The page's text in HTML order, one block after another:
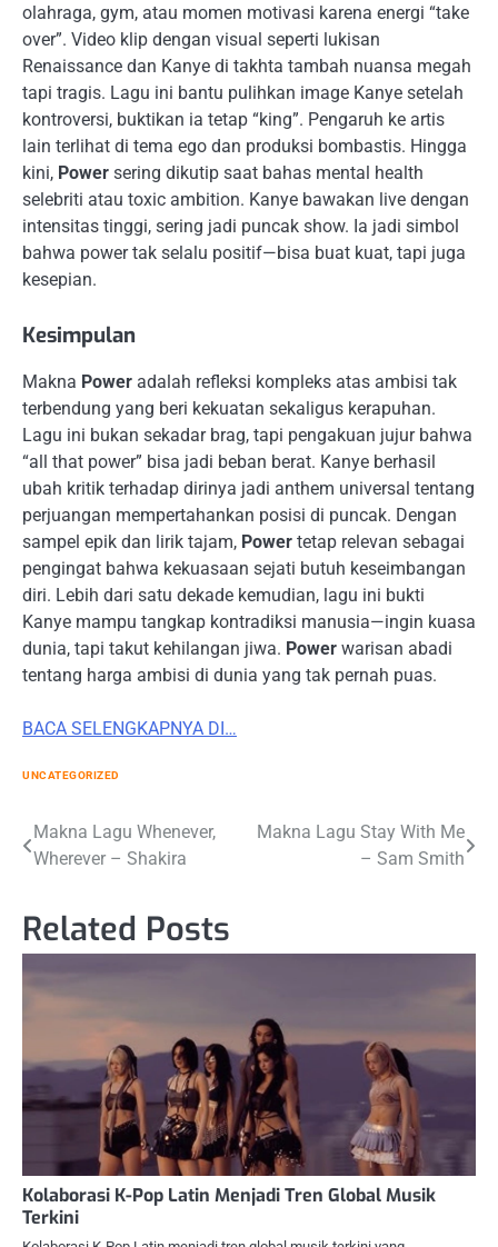
olahraga, gym, atau momen motivasi karena energi “take
over”. Video klip dengan visual seperti lukisan
Renaissance dan Kanye di takhta tambah nuansa megah
tapi tragis. Lagu ini bantu pulihkan image Kanye setelah
kontroversi, buktikan ia tetap “king”. Pengaruh ke artis
lain terlihat di tema ego dan produksi bombastis. Hingga
kini, Power sering dikutip saat bahas mental health
selebriti atau toxic ambition. Kanye bawakan live dengan
intensitas tinggi, sering jadi puncak show. Ia jadi simbol
bahwa power tak selalu positif—bisa buat kuat, tapi juga
kesepian.
Kesimpulan
Makna Power adalah refleksi kompleks atas ambisi tak
terbendung yang beri kekuatan sekaligus kerapuhan.
Lagu ini bukan sekadar brag, tapi pengakuan jujur bahwa
“all that power” bisa jadi beban berat. Kanye berhasil
ubah kritik terhadap dirinya jadi anthem universal tentang
perjuangan mempertahankan posisi di puncak. Dengan
sampel epik dan lirik tajam, Power tetap relevan sebagai
pengingat bahwa kekuasaan sejati butuh keseimbangan
diri. Lebih dari satu dekade kemudian, lagu ini bukti
Kanye mampu tangkap kontradiksi manusia—ingin kuasa
dunia, tapi takut kehilangan jiwa. Power warisan abadi
tentang harga ambisi di dunia yang tak pernah puas.
BACA SELENGKAPNYA DI…
UNCATEGORIZED
Post
Makna Lagu Whenever,
Wherever – Shakira
Makna Lagu Stay With Me
– Sam Smith
Related Posts
Kolaborasi K-Pop Latin Menjadi Tren Global Musik
Terkini